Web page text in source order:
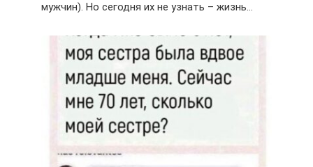
мужчин). Но сегодня их не узнать – жизнь…